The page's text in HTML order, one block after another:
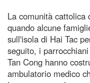
La comunità cattolica
quando alcune
sull'isola di Hai Tac
seguito, i
Tan Cong hanno
ambulatorio medico